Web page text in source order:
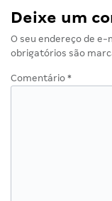
Deixe um
O seu endereço de e-
obrigatórios são
Comentário *